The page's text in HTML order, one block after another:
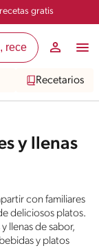
gratis
Recetarios
y llenas
con familiares
deliciosos platos.
llenas de sabor,
y platos